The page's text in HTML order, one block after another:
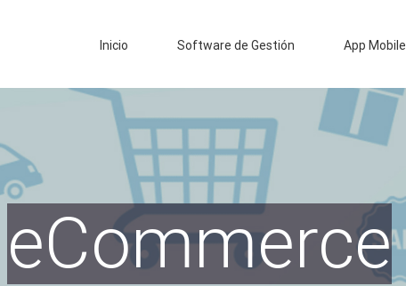
Inicio Software de Gestión App Mobile
eCommerce